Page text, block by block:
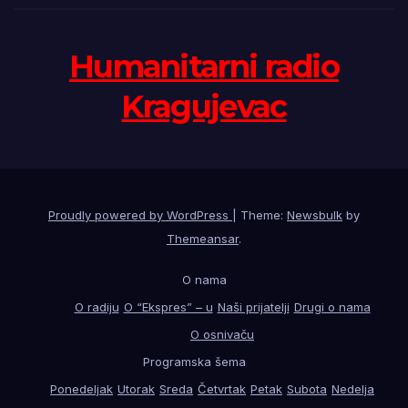
Humanitarni radio
Kragujevac
Proudly powered by WordPress Theme: Newsbulk by
Themeansar.
O nama
O radiju O “Ekspres” – u Naši prijatelji Drugi o nama
O osnivaču
Programska šema
Ponedeljak Utorak Sreda Četvrtak Petak Subota Nedelja